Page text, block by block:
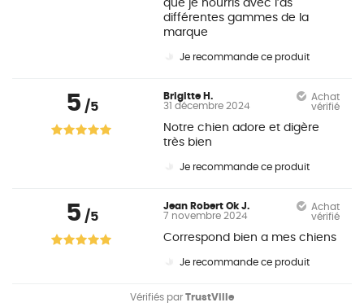
que je nourris avec l’as
différentes gammes de la
marque
Je recommande ce produit
5 /5
Brigitte H.
31 décembre 2024
Achat
vérifié
Notre chien adore et digère
très bien
Je recommande ce produit
5 /5
Jean Robert Ok J.
7 novembre 2024
Achat
vérifié
Correspond bien a mes chiens
Je recommande ce produit
Vérifiés par TrustVille